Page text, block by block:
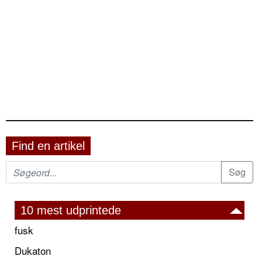
Find en artikel
10 mest udprintede
fusk
Dukaton